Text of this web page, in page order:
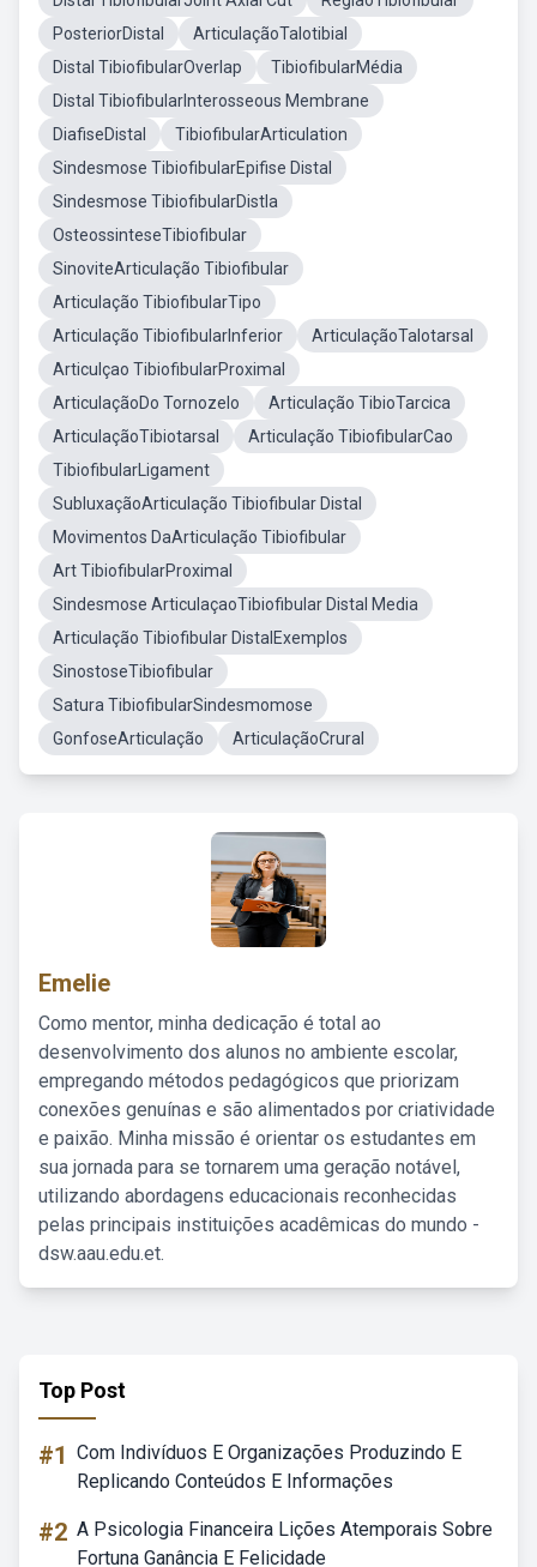
PosteriorDistal
ArticulaçãoTalotibial
Distal TibiofibularOverlap
TibiofibularMédia
Distal TibiofibularInterosseous Membrane
DiafiseDistal
TibiofibularArticulation
Sindesmose TibiofibularEpifise Distal
Sindesmose TibiofibularDistla
OsteossinteseTibiofibular
SinoviteArticulação Tibiofibular
Articulação TibiofibularTipo
Articulação TibiofibularInferior
ArticulaçãoTalotarsal
Articulçao TibiofibularProximal
ArticulaçãoDo Tornozelo
Articulação TibioTarcica
ArticulaçãoTibiotarsal
Articulação TibiofibularCao
TibiofibularLigament
SubluxaçãoArticulação Tibiofibular Distal
Movimentos DaArticulação Tibiofibular
Art TibiofibularProximal
Sindesmose ArticulaçaoTibiofibular Distal Media
Articulação Tibiofibular DistalExemplos
SinostoseTibiofibular
Satura TibiofibularSindesmomose
GonfoseArticulação
ArticulaçãoCrural
Emelie
Como mentor, minha dedicação é total ao
desenvolvimento dos alunos no ambiente escolar,
empregando métodos pedagógicos que priorizam
conexões genuínas e são alimentados por criatividade
e paixão. Minha missão é orientar os estudantes em
sua jornada para se tornarem uma geração notável,
utilizando abordagens educacionais reconhecidas
pelas principais instituições acadêmicas do mundo -
dsw.aau.edu.et.
Top Post
#1 Com Indivíduos E Organizações Produzindo E
Replicando Conteúdos E Informações
#2 A Psicologia Financeira Lições Atemporais Sobre
Fortuna Ganância E Felicidade